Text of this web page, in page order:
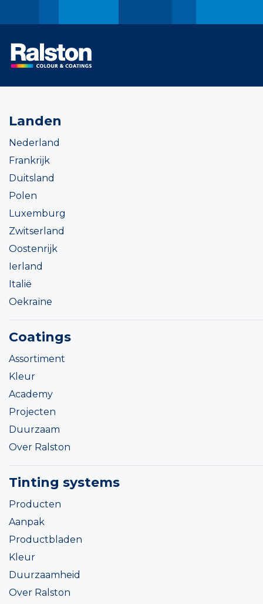
Landen
Nederland
Frankrijk
Duitsland
Polen
Luxemburg
Zwitserland
Oostenrijk
Ierland
Italië
Oekraïne
Coatings
Assortiment
Kleur
Academy
Projecten
Duurzaam
Over Ralston
Tinting systems
Producten
Aanpak
Productbladen
Kleur
Duurzaamheid
Over Ralston